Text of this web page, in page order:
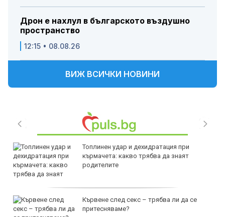
Дрон е нахлул в българското въздушно
пространство
12:15 • 08.08.26
ВИЖ ВСИЧКИ НОВИНИ
Топлинен удар и дехидратация при
кърмачета: какво трябва да знаят
родителите
Кървене след секс – трябва ли да се
притесняваме?